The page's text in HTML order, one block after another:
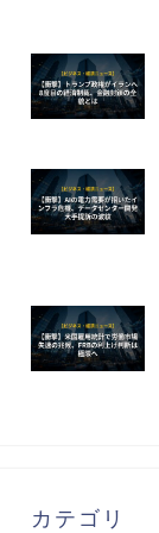
カテゴリ